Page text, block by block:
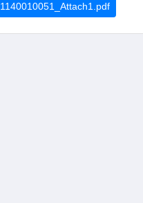
1140010051_Attach1.pdf